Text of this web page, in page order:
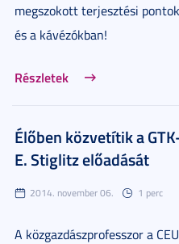
megszokott terjesztési
és a kávézókban!
Részletek
Élőben közvetítik a
E. Stiglitz előadását
2014. november 06. 1 perc
A közgazdászprofesszor a